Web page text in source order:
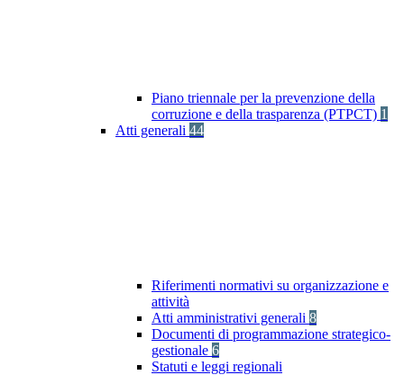
Piano triennale per la prevenzione della
corruzione e della trasparenza (PTPCT) 1
Atti generali 44
Riferimenti normativi su organizzazione e
attività
Atti amministrativi generali 8
Documenti di programmazione strategico-
gestionale 6
Statuti e leggi regionali